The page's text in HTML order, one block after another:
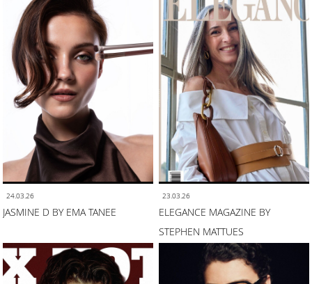
24.03.26
JASMINE D BY EMA TANEE
23.03.26
ELEGANCE MAGAZINE BY
STEPHEN MATTUES